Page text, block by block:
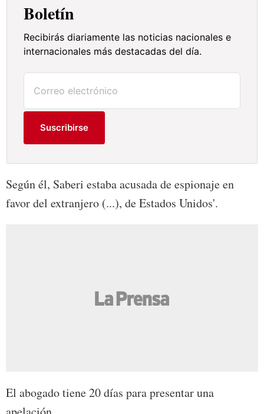
Boletín
Recibirás diariamente las noticias nacionales e
internacionales más destacadas del día.
Suscribirse
Según él, Saberi estaba acusada de espionaje en
favor del extranjero (...), de Estados Unidos'.
El abogado tiene 20 días para presentar una